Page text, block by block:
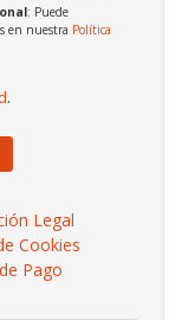
: Puede
en nuestra Política
.
Legal
Cookies
Pago